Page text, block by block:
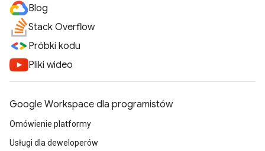
Blog
Stack Overflow
Próbki kodu
Pliki wideo
Google Workspace dla programistów
Omówienie platformy
Usługi dla deweloperów